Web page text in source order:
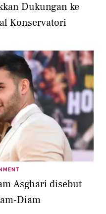
Dukungan ke
Konservatori
Asghari disebut
Diam